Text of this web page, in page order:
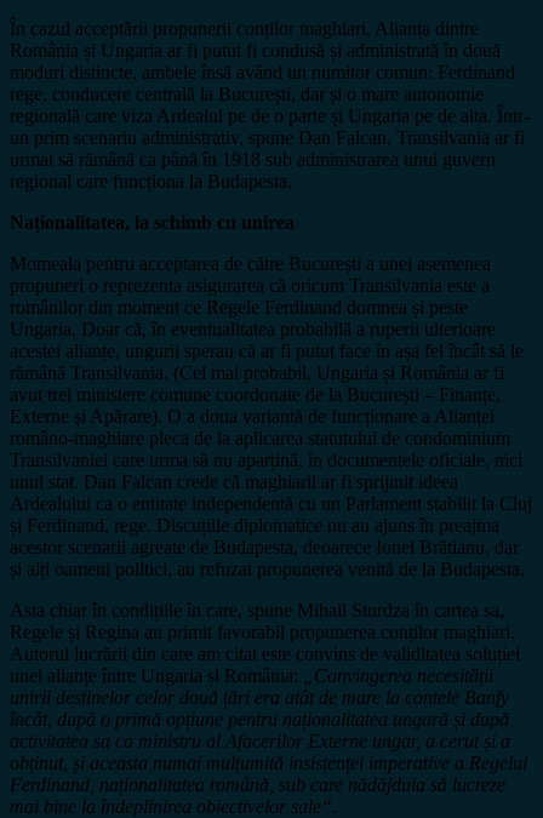
În cazul acceptării propunerii conților maghiari, Alianța dintre
România și Ungaria ar fi putut fi condusă și administrată în două
moduri distincte, ambele însă având un numitor comun: Ferdinand
rege, conducere centrală la București, dar și o mare autonomie
regională care viza Ardealul pe de o parte și Ungaria pe de alta. Într-
un prim scenariu administrativ, spune Dan Falcan, Transilvania ar fi
urmat să rămână ca până în 1918 sub administrarea unui guvern
regional care funcționa la Budapesta.
Naționalitatea, la schimb cu unirea
Momeala pentru acceptarea de către București a unei asemenea
propuneri o reprezenta asigurarea că oricum Transilvania este a
românilor din moment ce Regele Ferdinand domnea și peste
Ungaria. Doar că, în eventualitatea probabilă a ruperii ulterioare
acestei alianțe, ungurii sperau că ar fi putut face în așa fel încât să le
rămână Transilvania. (Cel mai probabil, Ungaria și România ar fi
avut trei ministere comune coordonate de la București – Finanțe,
Externe și Apărare). O a doua variantă de funcționare a Alianței
româno-maghiare pleca de la aplicarea statutului de condominium
Transilvaniei care urma să nu aparțină, în documentele oficiale, nici
unui stat. Dan Falcan crede că maghiarii ar fi sprijinit ideea
Ardealului ca o entitate independentă cu un Parlament stabilit la Cluj
și Ferdinand, rege. Discuțiile diplomatice nu au ajuns în preajma
acestor scenarii agreate de Budapesta, deoarece Ionel Brătianu, dar
și alți oameni politici, au refuzat propunerea venită de la Budapesta.
Asta chiar în condițiile în care, spune Mihail Sturdza în cartea sa,
Regele și Regina au primit favorabil propunerea conților maghiari.
Autorul lucrării din care am citat este convins de validitatea soluției
unei alianțe între Ungaria și România:
„Convingerea necesității
unirii destinelor celor două țări era atât de mare la contele Banfy
încât, după o primă opțiune pentru naționalitatea ungară și după
activitatea sa ca ministru al Afacerilor Externe ungar, a cerut și a
obținut, și aceasta numai mulțumită insistenței imperative a Regelui
Ferdinand, naționalitatea română, sub care nădăjduia să lucreze
mai bine la îndeplinirea obiectivelor sale“.